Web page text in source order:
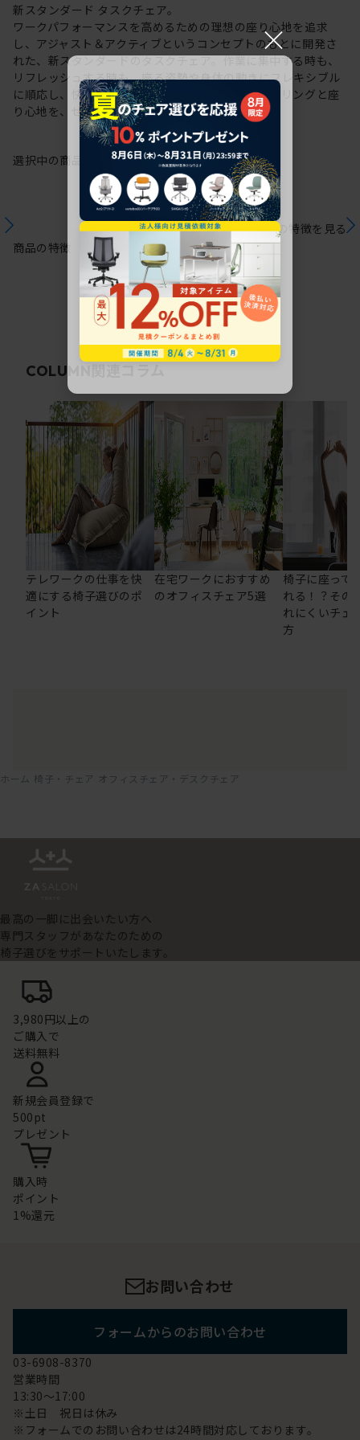
新スタンダード タスクチェア。
ワークパフォーマンスを高めるための理想の座り心地を追求
し、アジャスト＆アクティブというコンセプトのもとに開発さ
れた、新スタンダードのタスクチェア。作業に集中する時も、
リフレッシュする時も、座る姿勢や身体の動きにフレキシブル
に順応し、快適にサポートします。新感覚のスタイリングと座
り心地を、ぜひご体感ください。
選択中の商品情報 保証注意事項
商品の特徴
シリーズの特徴を見る
COLUMN 関連コラム
テレワークの仕事を快
適にする椅子選びのポ
イント
在宅ワークにおすすめ
のオフィスチェア5選
椅子に座って
れる！？その
れにくいチェ
方
ホーム 椅子・チェア オフィスチェア・デスクチェア
最高の一脚に出会いたい方へ
専門スタッフがあなたのための
椅子選びをサポートいたします。
3,980円以上の
ご購入で
送料無料
新規会員登録で
500pt
プレゼント
購入時
ポイント
1%還元
お問い合わせ
フォームからのお問い合わせ
03-6908-8370
営業時間
13:30～17:00
※土日 祝日は休み
※フォームでのお問い合わせは24時間対応しております。
×